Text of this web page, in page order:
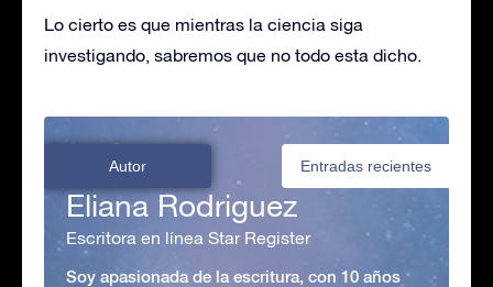
Lo cierto es que mientras la ciencia siga
investigando, sabremos que no todo esta dicho.
Autor Entradas recientes
Eliana Rodriguez
Escritora en línea Star Register
Soy apasionada de la escritura, con 10 años